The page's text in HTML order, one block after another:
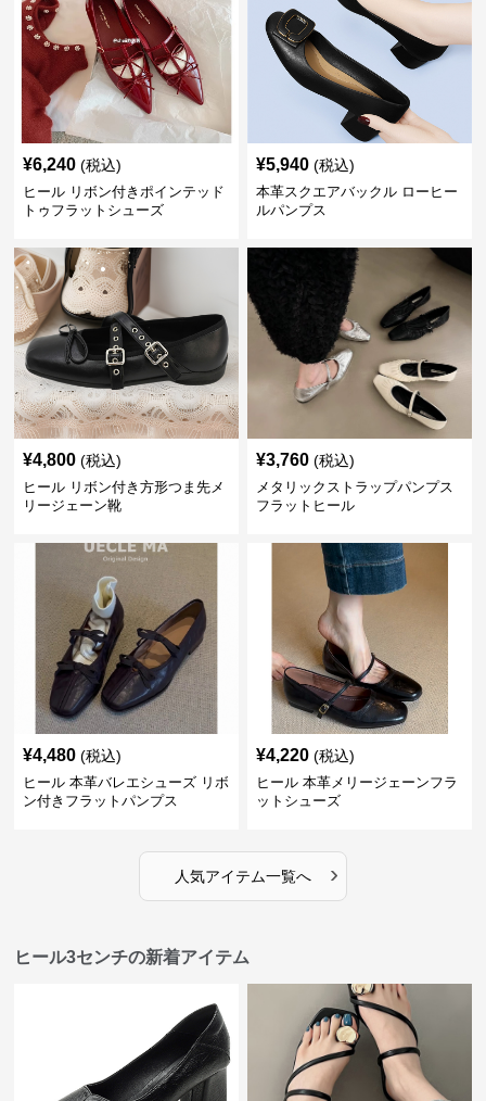
¥6,240 (税込)
ヒール リボン付きポインテッド
トゥフラットシューズ
¥5,940 (税込)
本革スクエアバックル ローヒー
ルパンプス
¥4,800 (税込)
ヒール リボン付き方形つま先メ
リージェーン靴
¥3,760 (税込)
メタリックストラップパンプス
フラットヒール
¥4,480 (税込)
ヒール 本革バレエシューズ リボ
ン付きフラットパンプス
¥4,220 (税込)
ヒール 本革メリージェーンフラ
ットシューズ
人気アイテム一覧へ ›
ヒール3センチの新着アイテム